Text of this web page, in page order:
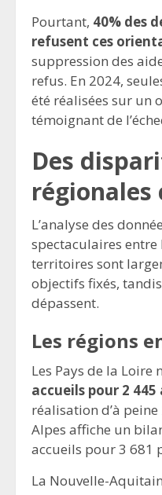
Pourtant, 40% des
refusent ces
suppression des
refus. En 2024,
été réalisées sur un
témoignant de
Des
régionales
L’analyse des
spectaculaires entre
territoires sont
objectifs fixés,
dépassent.
Les régions
Les Pays de la Loire
accueils pour 2
réalisation d’à peine
Alpes affiche un
accueils pour 3 681
La Nouvelle-